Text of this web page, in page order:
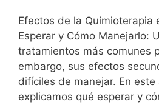
Efectos de la Quimioterapia
Esperar y Cómo Manejarlo:
tratamientos más comunes
embargo, sus efectos
difíciles de manejar. En
explicamos qué esperar y